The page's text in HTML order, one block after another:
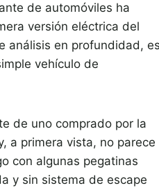
de automóviles ha
versión eléctrica del
análisis en profundidad,
vehículo de
de uno comprado por la
a primera vista, no parece
con algunas pegatinas
y sin sistema de escape